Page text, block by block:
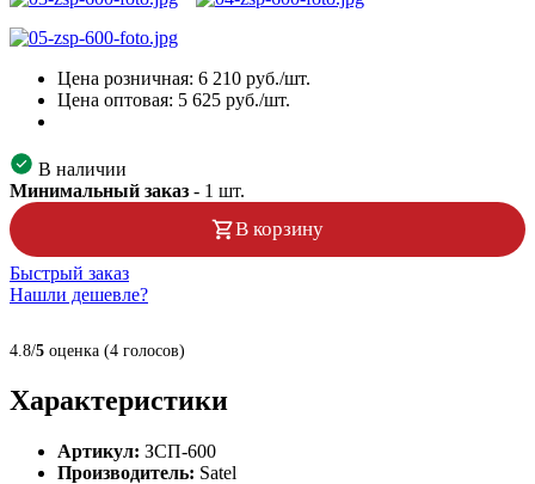
Цена розничная: 6 210 руб./шт.
Цена оптовая: 5 625 руб./шт.
В наличии
Минимальный заказ - 1 шт.
В корзину
Быстрый заказ
Нашли дешевле?
4.8/5 оценка (4 голосов)
Характеристики
Артикул: ЗСП-600
Производитель: Satel